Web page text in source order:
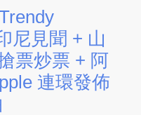
尼見聞 + 山
票炒票 + 阿
連環發佈